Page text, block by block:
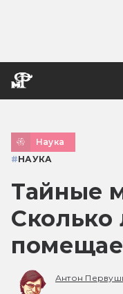
Наука
#НАУКА
Тайные
Сколько
Антон